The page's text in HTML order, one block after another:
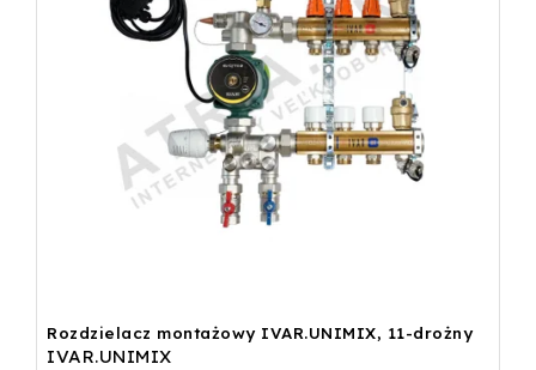
Rozdzielacz montażowy IVAR.UNIMIX, 11-drożny
IVAR.UNIMIX